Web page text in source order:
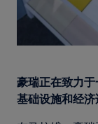
豪瑞正在致力
基础设施和经济